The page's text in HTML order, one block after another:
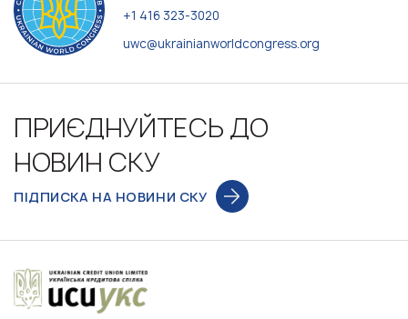
+1 416 323-3020
uwc@ukrainianworldcongress.org
ПРИЄДНУЙТЕСЬ ДО
НОВИН СКУ
ПІДПИСКА НА НОВИНИ СКУ